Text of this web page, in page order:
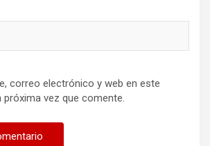
correo electrónico y web en este
próxima vez que comente.